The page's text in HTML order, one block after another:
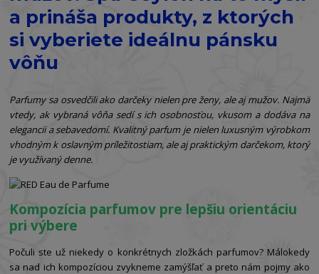
a prináša produkty, z ktorých
si vyberiete ideálnu pánsku
vôňu
Parfumy sa osvedčili ako darčeky nielen pre ženy, ale aj mužov. Najmä
vtedy, ak vybraná vôňa sedí s ich osobnosťou, vkusom a dodáva na
elegancii a sebavedomí. Kvalitný parfum je nielen luxusným výrobkom
vhodným k oslavným príležitostiam, ale aj praktickým darčekom, ktorý
je využívaný denne.
Kompozícia parfumov pre lepšiu orientáciu
pri výbere
Počuli ste už niekedy o konkrétnych zložkách parfumov? Málokedy
sa nad ich kompozíciou zvykneme zamýšľať a preto nám pojmy ako